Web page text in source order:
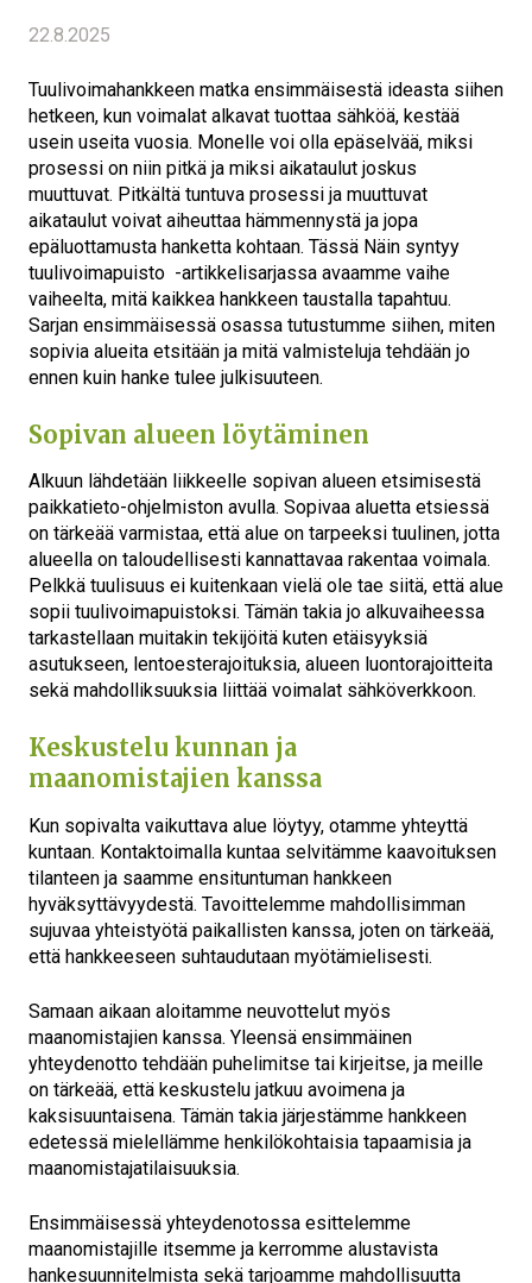
22.8.2025
Tuulivoimahankkeen matka ensimmäisestä ideasta siihen
hetkeen, kun voimalat alkavat tuottaa sähköä, kestää
usein useita vuosia. Monelle voi olla epäselvää, miksi
prosessi on niin pitkä ja miksi aikataulut joskus
muuttuvat. Pitkältä tuntuva prosessi ja muuttuvat
aikataulut voivat aiheuttaa hämmennystä ja jopa
epäluottamusta hanketta kohtaan. Tässä Näin syntyy
tuulivoimapuisto -artikkelisarjassa avaamme vaihe
vaiheelta, mitä kaikkea hankkeen taustalla tapahtuu.
Sarjan ensimmäisessä osassa tutustumme siihen, miten
sopivia alueita etsitään ja mitä valmisteluja tehdään jo
ennen kuin hanke tulee julkisuuteen.
Sopivan alueen löytäminen
Alkuun lähdetään liikkeelle sopivan alueen etsimisestä
paikkatieto-ohjelmiston avulla. Sopivaa aluetta etsiessä
on tärkeää varmistaa, että alue on tarpeeksi tuulinen, jotta
alueella on taloudellisesti kannattavaa rakentaa voimala.
Pelkkä tuulisuus ei kuitenkaan vielä ole tae siitä, että alue
sopii tuulivoimapuistoksi. Tämän takia jo alkuvaiheessa
tarkastellaan muitakin tekijöitä kuten etäisyyksiä
asutukseen, lentoesterajoituksia, alueen luontorajoitteita
sekä mahdolliksuuksia liittää voimalat sähköverkkoon.
Keskustelu kunnan ja
maanomistajien kanssa
Kun sopivalta vaikuttava alue löytyy, otamme yhteyttä
kuntaan. Kontaktoimalla kuntaa selvitämme kaavoituksen
tilanteen ja saamme ensituntuman hankkeen
hyväksyttävyydestä. Tavoittelemme mahdollisimman
sujuvaa yhteistyötä paikallisten kanssa, joten on tärkeää,
että hankkeeseen suhtaudutaan myötämielisesti.
Samaan aikaan aloitamme neuvottelut myös
maanomistajien kanssa. Yleensä ensimmäinen
yhteydenotto tehdään puhelimitse tai kirjeitse, ja meille
on tärkeää, että keskustelu jatkuu avoimena ja
kaksisuuntaisena. Tämän takia järjestämme hankkeen
edetessä mielellämme henkilökohtaisia tapaamisia ja
maanomistajatilaisuuksia.
Ensimmäisessä yhteydenotossa esittelemme
maanomistajille itsemme ja kerromme alustavista
hankesuunnitelmista sekä tarjoamme mahdollisuutta